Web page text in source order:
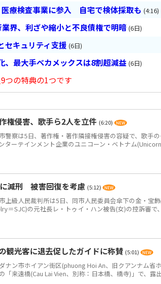
療検査事業に参入 自宅で検体採取も (4:16)
業界、利ざや縮小と不良債権で明暗 (6日)
キュリティ支援 (6日)
、最大手ベカメックスは8割超減益 (6日)
つの特典の1つです
権侵害、歌手ら2人を立件 (6:20)
警察は5日、著作権・著作隣接権侵害の容疑で、歌手の
ターテインメント企業のユニコーン・ベトナム
減刑 被害回復を考慮 (5:12)
上級人民裁判所は5日、同市人民委員会傘下の金・宝
＝SJC)の元社長レ・トゥイ・ハン被告(女)の控訴審で
観光客に退去促したガイドに称賛 (5:01)
ナン市ホイアン街区(phuong Hoi An、旧クアンナム省
「来遠橋(Cau Lai Vien、別称：日本橋、橋寺)」で、